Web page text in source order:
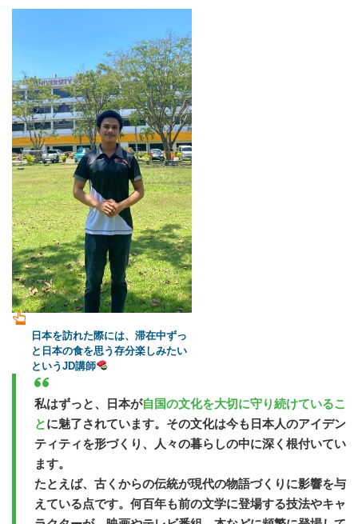
日本を訪れた際には、滞在中ずっ
と日本の食を思う存分楽しみたい
というJD講師
私はずっと、日本が自国の文化を大切に守り続けているこ
とに魅了されています。その文化は今も日本人のアイデン
ティティを形づくり、人々の暮らしの中に深く根付いてい
ます。
たとえば、古くからの伝統が現代の物語づくりに影響を与
えている点です。何百年も前の文学に登場する技法やキャ